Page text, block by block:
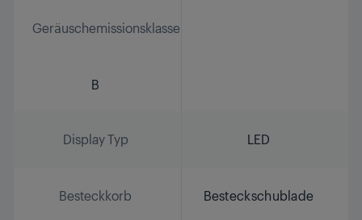
Geräuschemissionsklasse
B
Display Typ LED
Besteckkorb Besteckschublade